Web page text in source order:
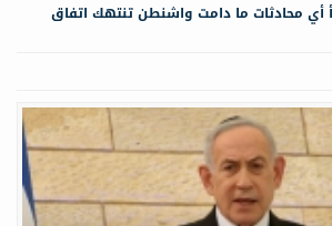
أي محادثات ما دامت واشنطن تنتهك اتفاق